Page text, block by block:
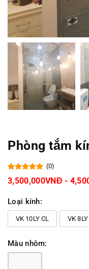
Phòng tắm
(0)
3,500,000VNĐ -
Loại kính:
VK 10LY CL VK
Màu nhôm: